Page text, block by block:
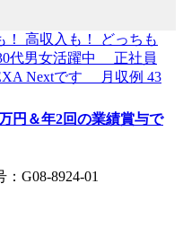
円＆年2回の業績賞与で
G08-8924-01